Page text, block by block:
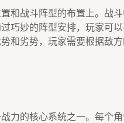
和战斗阵型的布置上。战
巧妙的阵型安排，玩家可
和劣势，玩家需要根据敌方
力的核心系统之一。每个